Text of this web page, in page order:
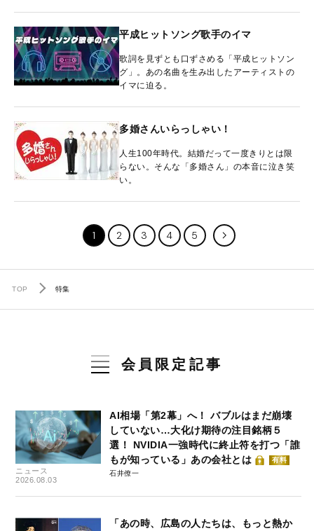
平成ヒットソング歌手のイマ
歌詞を見ずとも口ずさめる「平成ヒットソン
グ」。あの名曲を生み出したアーティストの
イマに迫る。
多婚さんいらっしゃい！
人生100年時代。結婚だって一度きりとは限
らない。そんな「多婚さん」の本音に泣き笑
い。
1 2 3 4 5
TOP 特集
会員限定記事
ニュース
2026.08.03
AI相場「第2幕」へ！ バブルはまだ崩壊
していない…大化け期待の注目銘柄５
選！ NVIDIA一強時代に終止符を打つ「誰
もが知っている」あの会社とは
有料
石井僚一
「あの時、広島の人たちは、もっと熱か